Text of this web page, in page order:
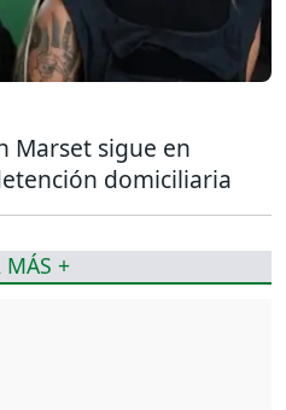
Marset sigue en
domiciliaria
MÁS +